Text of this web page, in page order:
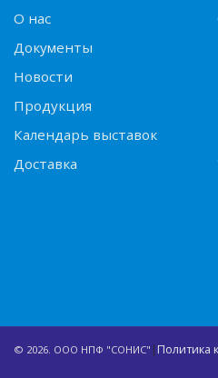
О нас
Документы
Новости
Продукция
Календарь выставок
Доставка
© 2026. ООО НПФ "СОНИС" |Политика